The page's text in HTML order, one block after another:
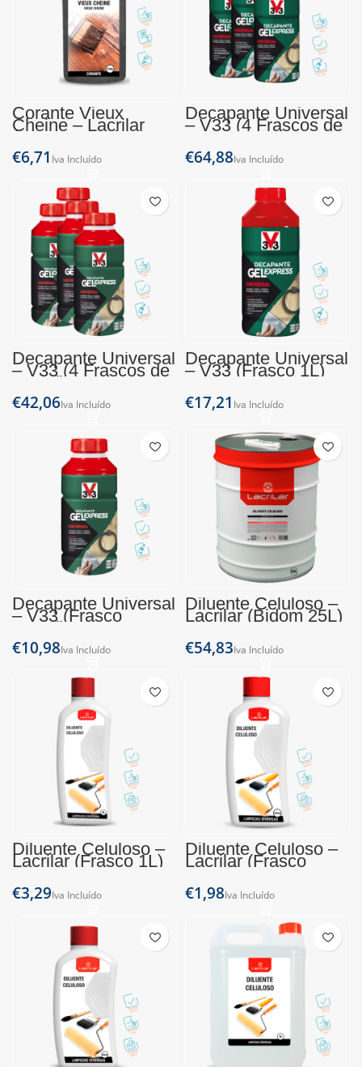
Corante Vieux
Cheine – Lacrilar
(Frasco 750g)
€
Decapante Universal
– V33 (4 Frascos de
1L)
€
Decapante Universal
– V33 (4 Frascos de
500ml)
€
Decapante Universal
– V33 (Frasco 1L)
€
Decapante Universal
– V33 (Frasco
500ml)
€
Diluente Celuloso –
Lacrilar (Bidom 25L)
€
Diluente Celuloso –
Lacrilar (Frasco 1L)
€
Diluente Celuloso –
Lacrilar (Frasco
250ml)
€